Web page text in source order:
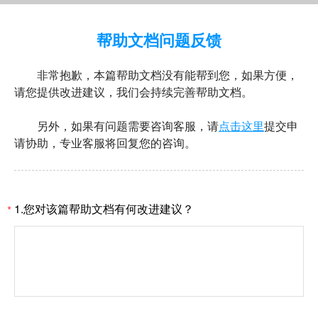
帮助文档问题反馈
非常抱歉，本篇帮助文档没有能帮到您，如果方便，
请您提供改进建议，我们会持续完善帮助文档。
另外，如果有问题需要咨询客服，请点击这里提交申
请协助，专业客服将回复您的咨询。
* 1.您对该篇帮助文档有何改进建议？